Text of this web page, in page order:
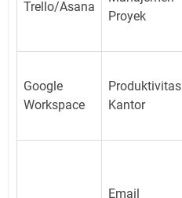
Trello/Asana
Proyek
Google
Workspace
Produktivitas
Kantor
Email